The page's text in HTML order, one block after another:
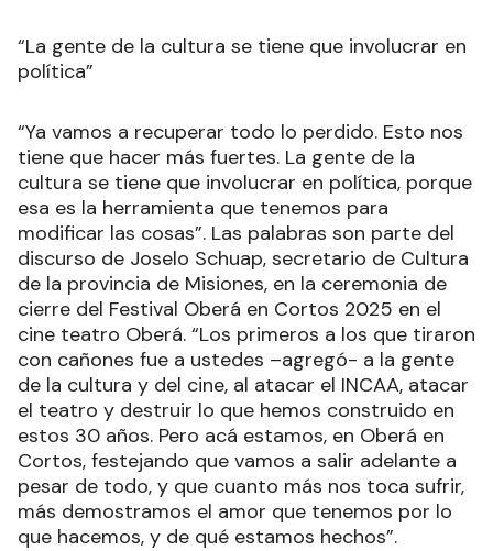
“La gente de la cultura se tiene que involucrar en
política”
“Ya vamos a recuperar todo lo perdido. Esto nos
tiene que hacer más fuertes. La gente de la
cultura se tiene que involucrar en política, porque
esa es la herramienta que tenemos para
modificar las cosas”. Las palabras son parte del
discurso de Joselo Schuap, secretario de Cultura
de la provincia de Misiones, en la ceremonia de
cierre del Festival Oberá en Cortos 2025 en el
cine teatro Oberá. “Los primeros a los que tiraron
con cañones fue a ustedes –agregó- a la gente
de la cultura y del cine, al atacar el INCAA, atacar
el teatro y destruir lo que hemos construido en
estos 30 años. Pero acá estamos, en Oberá en
Cortos, festejando que vamos a salir adelante a
pesar de todo, y que cuanto más nos toca sufrir,
más demostramos el amor que tenemos por lo
que hacemos, y de qué estamos hechos”.